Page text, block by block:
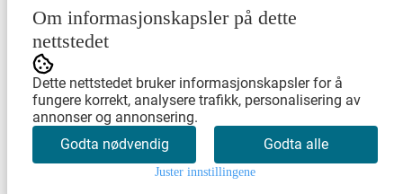
Meld meg på
Om informasjonskapsler på dette
nettstedet
Dette nettstedet bruker informasjonskapsler for å
fungere korrekt, analysere trafikk, personalisering av
annonser og annonsering.
Godta nødvendig
Godta alle
Juster innstillingene